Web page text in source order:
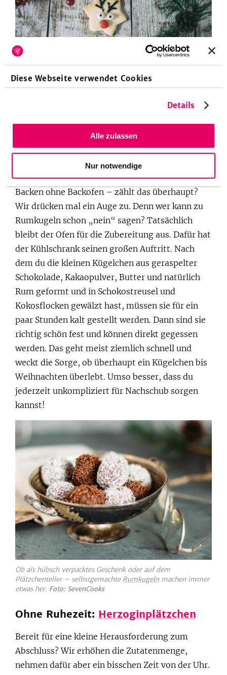
Diese Webseite verwendet Cookies
Details
Alle zulassen
Nur notwendige
. Die Kinder können
Ohne Ei und ohne ausstechen:
Backen ohne Backofen – zählt das überhaupt?
Wir drücken mal ein Auge zu. Denn wer kann zu
Rumkugeln schon „nein“ sagen? Tatsächlich
bleibt der Ofen für die Zubereitung aus. Dafür hat
der Kühlschrank seinen großen Auftritt. Nach
dem du die kleinen Kügelchen aus geraspelter
Schokolade, Kakaopulver, Butter und natürlich
Rum geformt und in Schokostreusel und
Kokosflocken gewälzt hast, müssen sie für ein
paar Stunden kalt gestellt werden. Dann sind sie
richtig schön fest und können direkt gegessen
werden. Das geht meist ziemlich schnell und
weckt die Sorge, ob überhaupt ein Kügelchen bis
Weihnachten überlebt. Umso besser, dass du
jederzeit unkompliziert für Nachschub sorgen
kannst!
Ob als hübsch verpacktes Geschenk oder auf dem
Plätzchenteller – selbstgemachte Rumkugelnmachen immer
etwas her. Foto: SevenCooks
Ohne Ruhezeit: Herzoginplätzchen
Bereit für eine kleine Herausforderung zum
Abschluss? Wir erhöhen die Zutatenmenge,
nehmen dafür aber ein bisschen Zeit von der Uhr.